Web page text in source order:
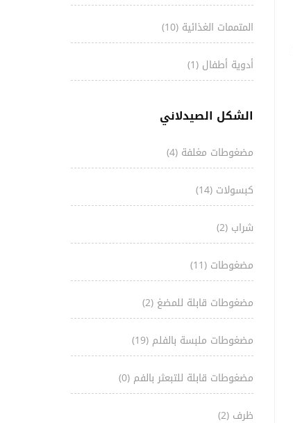
المتممات الغذائية (10)
أدوية أطفال (1)
الشكل الصيدلاني
مضغوطات مغلفة (4)
كبسولات (14)
شراب (2)
مضغوطات (11)
مضغوطات قابلة للمضغ (2)
مضغوطات ملبسة بالفلم (19)
مضغوطات قابلة للتبعثر بالفم (0)
ظرف (2)